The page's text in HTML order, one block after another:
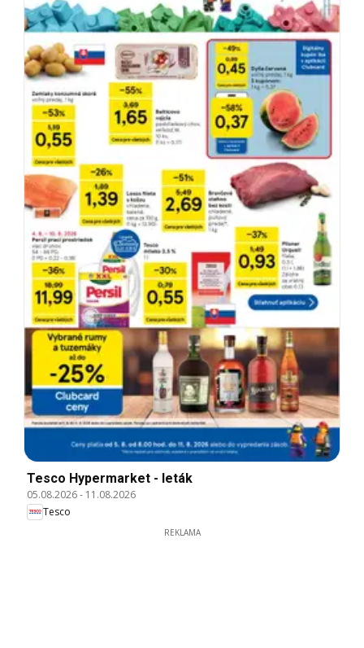
Tesco Hypermarket - leták
05.08.2026- 11.08.2026
Tesco
REKLAMA